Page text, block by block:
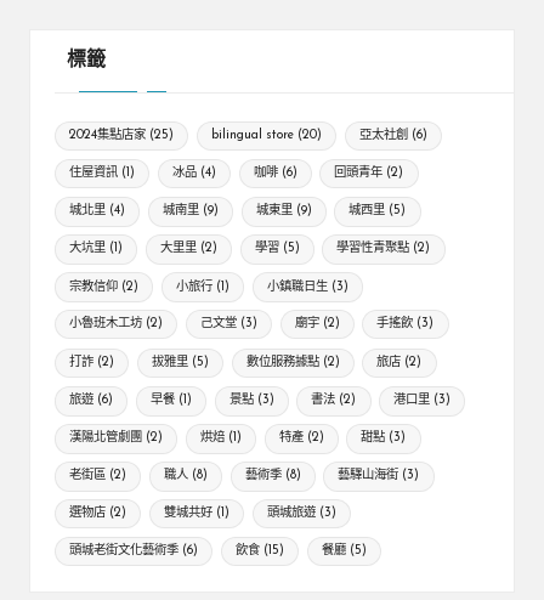
標籤
2024集點店家 (25) bilingual store(20) 亞太社創 (6)
住屋資訊 (1) 冰品(4) 咖啡(6) 回頭青年 (2)
城北里 (4) 城南里(9) 城東里(9) 城西里 (5)
大坑里 (1) 大里里(2) 學習(5) 學習性青聚點 (2)
宗教信仰 (2) 小旅行(1) 小鎮職日生(3)
小魯班木工坊 (2) 己文堂(3) 廟宇(2) 手搖飲 (3)
打詐 (2) 拔雅里(5) 數位服務據點(2) 旅店 (2)
旅遊 (6) 早餐(1) 景點(3) 書法 (2) 港口里 (3)
漢陽北管劇團 (2) 烘焙(1) 特產(2) 甜點 (3)
老街區 (2) 職人(8) 藝術季(8) 藝驛山海街 (3)
選物店 (2) 雙城共好(1) 頭城旅遊(3)
頭城老街文化藝術季 (6) 飲食(15) 餐廳(5)